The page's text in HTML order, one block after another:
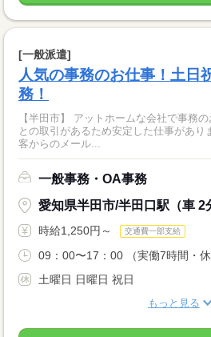
[一般派遣]
人気の事務のお仕事！土日
務！
【半田市】 アットホームな会社で事務
との取引があるため安定した仕事があります！ ［お仕事内
客からのメール...
一般事務・OA事務
愛知県半田市/半田口駅（車 2
時給1,250円～ 交通費一部支給
09：00〜17：00 （実働7時間・
土曜日 日曜日 祝日
もっと見る